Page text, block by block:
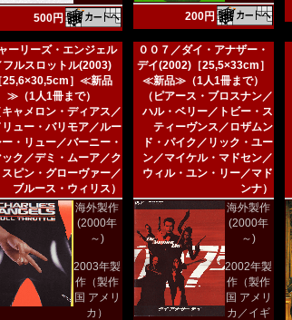
500円 200円
ーリーズ・エンジェル
フルスロットル(2003)
25,6×30,5cm］≪新品
≫（1人1冊まで）
ャメロン・ディアス／
ュー・バリモア／ルー
・リュー／バーニー・
ク／デミ・ムーア／ク
ピン・グローヴァー／
ブルース・ウィリス）
海外製作
(2000年
～)
2003年製
作（製作
国 アメリ
カ）
００７／ダイ・アナザー・
デイ(2002)［25,5×33cm］
≪新品≫（1人1冊まで）
（ピアース・ブロスナン／
ハル・ベリー／トビー・ス
ティーヴンス／ロザムン
ド・パイク／リック・ユー
ン／マイケル・マドセン／
ウィル・ユン・リー／マド
ンナ）
海外製作
(2000年
～)
2002年製
作（製作
国 アメリ
カ／イギ